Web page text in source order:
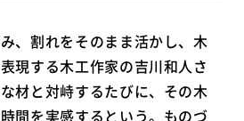
、割れをそのまま活かし、木
現する木工作家の吉川和人さ
材と対峙するたびに、その木
間を実感するという。ものづ